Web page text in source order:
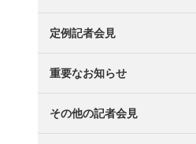
定例記者会見
重要なお知らせ
その他の記者会見